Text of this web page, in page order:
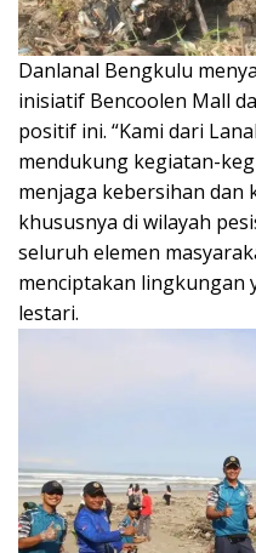
Danlanal Bengkulu
inisiatif Bencoolen Mall
positif ini. “Kami dari
mendukung kegiatan-
menjaga kebersihan dan
khususnya di wilayah
seluruh elemen
menciptakan lingkungan
lestari.